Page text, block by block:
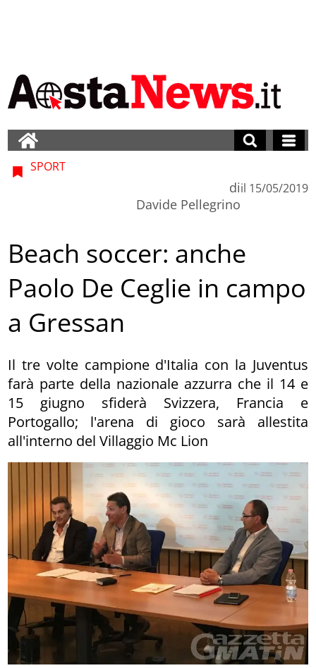
SPORT
di
Davide Pellegrino
il 15/05/2019
Beach soccer: anche
Paolo De Ceglie in campo
a Gressan
Il tre volte campione d'Italia con la Juventus
farà parte della nazionale azzurra che il 14 e
15 giugno sfiderà Svizzera, Francia e
Portogallo; l'arena di gioco sarà allestita
all'interno del Villaggio Mc Lion